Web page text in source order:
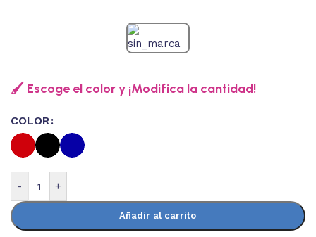
🖌️ Escoge el color y ¡Modifica la cantidad!
COLOR
- +
Añadir al carrito